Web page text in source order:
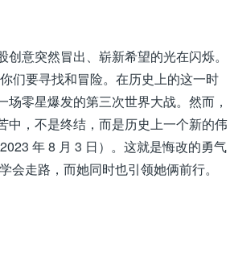
意突然冒出、崭新希望的光在闪烁。
们要寻找和冒险。在历史上的这一时
零星爆发的第三次世界大战。然而，
中，不是终结，而是历史上一个新的伟
年 8 月 3 日）。这就是悔改的勇气
会走路，而她同时也引领她俩前行。